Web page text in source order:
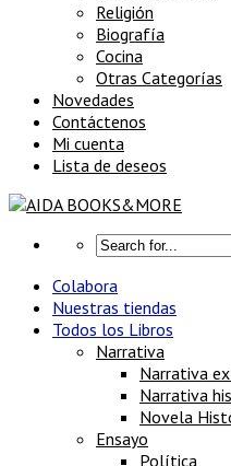
Religión
Biografía
Cocina
Otras Categorías
Novedades
Contáctenos
Mi cuenta
Lista de deseos
Colabora
Nuestras tiendas
Todos los Libros
Narrativa
Narrativa
Narrativa
Novela
Ensayo
Política